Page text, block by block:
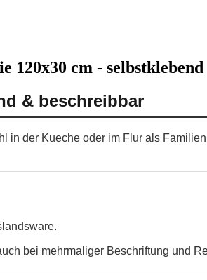
120x30 cm - selbstklebend
& beschreibbar
der Kueche oder im Flur als
bei mehrmaliger Beschriftung und